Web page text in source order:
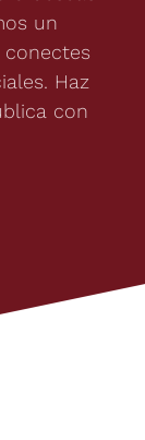
un
Haz
con